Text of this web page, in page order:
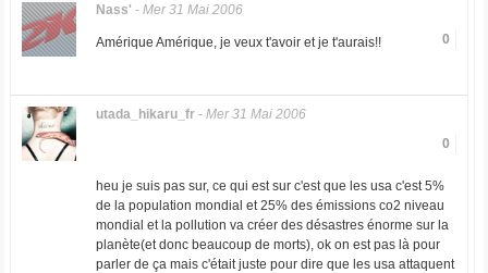
Nass' - Mer 31 Mai 2006
0
Amérique Amérique, je veux t'avoir et je t'aurais!!
utada_hikaru_fr- Mer 31 Mai 2006
0
heu je suis pas sur, ce qui est sur c'est que les usa c'est 5%
de la population mondial et 25% des émissions co2 niveau
mondial et la pollution va créer des désastres énorme sur la
planète(et donc beaucoup de morts), ok on est pas là pour
parler de ça mais c'était juste pour dire que les usa attaquent